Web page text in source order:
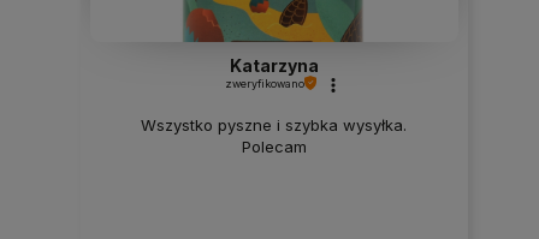
Katarzyna
zweryfikowano
Wszystko pyszne i szybka wysyłka.
Polecam